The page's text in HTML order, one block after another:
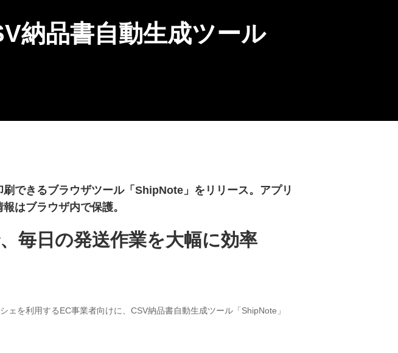
納品書自動生成ツール
できるブラウザツール「ShipNote」をリリース。アプリ
はブラウザ内で保護。
毎日の発送作業を大幅に効率
を利用するEC事業者向けに、CSV納品書自動生成ツール「ShipNote」